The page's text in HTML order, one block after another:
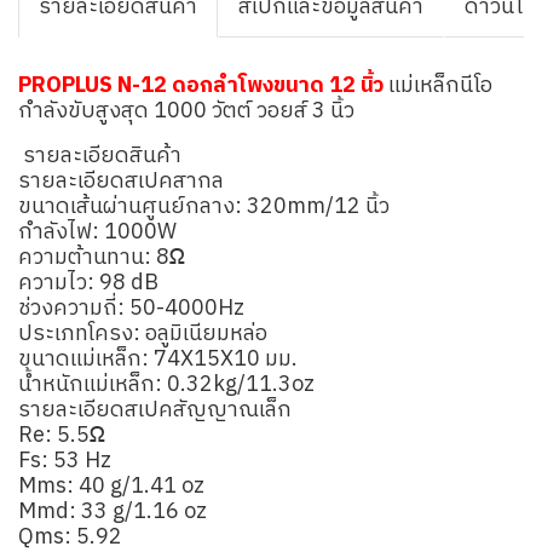
รายละเอียดสินค้า สเปกและข้อมูลสินค้า ดาวน์โ
PROPLUS N-12 ดอกลำโพงขนาด 12 นิ้วแม่เหล็กนีโอ
กำลังขับสูงสุด 1000 วัตต์ วอยส์ 3 นิ้ว
รายละเอียดสินค้า
รายละเอียดสเปคสากล
ขนาดเส้นผ่านศูนย์กลาง: 320mm/12 นิ้ว
กำลังไฟ: 1000W
ความต้านทาน: 8Ω
ความไว: 98 dB
ช่วงความถี่: 50-4000Hz
ประเภทโครง: อลูมิเนียมหล่อ
ขนาดแม่เหล็ก: 74X15X10 มม.
น้ำหนักแม่เหล็ก: 0.32kg/11.3oz
รายละเอียดสเปคสัญญาณเล็ก
Re: 5.5Ω
Fs: 53 Hz
Mms: 40 g/1.41 oz
Mmd: 33 g/1.16 oz
Qms: 5.92